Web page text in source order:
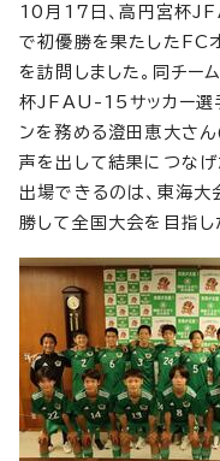
10月17日、高円宮杯
で初優勝を果たしたFC
を訪問しました。同チー
杯JFAU-15サッカー選
ンを務める澄田恵大さ
声を出して結果につなげ
出場できるのは、東海大
勝して全国大会を目指し